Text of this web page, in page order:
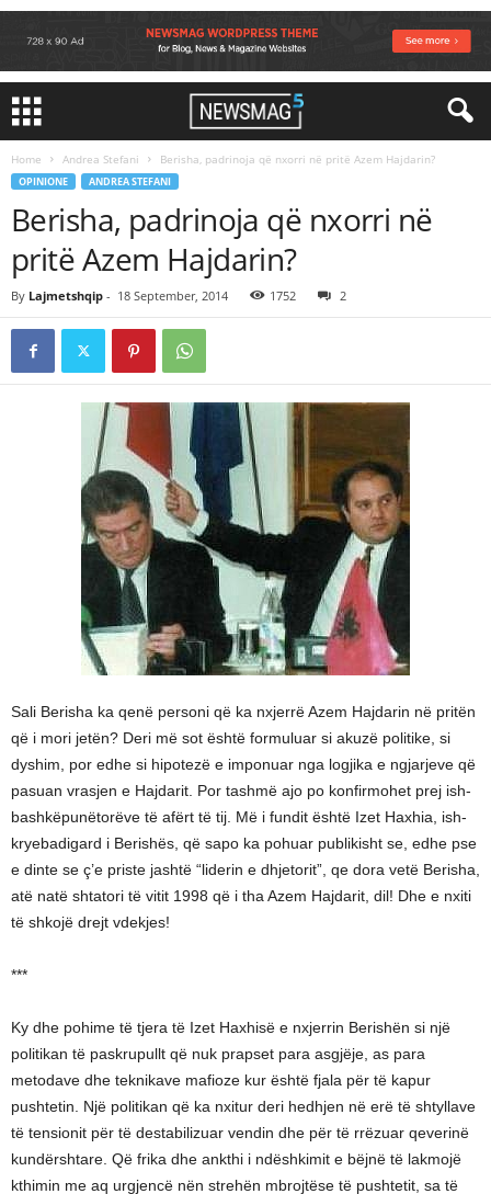
Home Andrea Stefani Berisha, padrinoja që nxorri në pritë Azem Hajdarin?
OPINIONE ANDREA STEFANI
Berisha, padrinoja që nxorri në
pritë Azem Hajdarin?
By Lajmetshqip - 18 September, 2014 1752 2
Sali Berisha ka qenë personi që ka nxjerrë Azem Hajdarin në pritën
që i mori jetën? Deri më sot është formuluar si akuzë politike, si
dyshim, por edhe si hipotezë e imponuar nga logjika e ngjarjeve që
pasuan vrasjen e Hajdarit. Por tashmë ajo po konfirmohet prej ish-
bashkëpunëtorëve të afërt të tij. Më i fundit është Izet Haxhia, ish-
kryebadigard i Berishës, që sapo ka pohuar publikisht se, edhe pse
e dinte se ç’e priste jashtë “liderin e dhjetorit”, qe dora vetë Berisha,
atë natë shtatori të vitit 1998 që i tha Azem Hajdarit, dil! Dhe e nxiti
të shkojë drejt vdekjes!
***
Ky dhe pohime të tjera të Izet Haxhisë e nxjerrin Berishën si një
politikan të paskrupullt që nuk prapset para asgjëje, as para
metodave dhe teknikave mafioze kur është fjala për të kapur
pushtetin. Një politikan që ka nxitur deri hedhjen në erë të shtyllave
të tensionit për të destabilizuar vendin dhe për të rrëzuar qeverinë
kundërshtare. Që frika dhe ankthi i ndëshkimit e bëjnë të lakmojë
kthimin me aq urgjencë nën strehën mbrojtëse të pushtetit, sa të